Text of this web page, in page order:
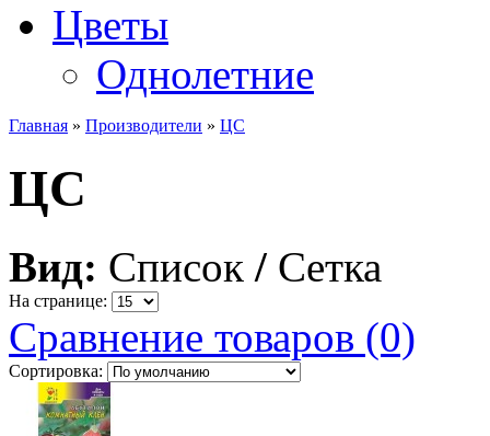
Цветы
Однолетние
Главная » Производители » ЦС
ЦС
Вид: Список / Сетка
На странице:
Сравнение товаров (0)
Сортировка: